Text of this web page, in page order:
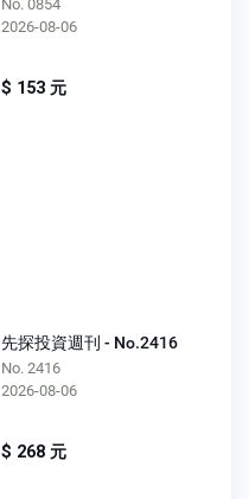
No. 0854
2026-08-06
$ 153 元
先探投資週刊 - No.2416
No. 2416
2026-08-06
$ 268 元